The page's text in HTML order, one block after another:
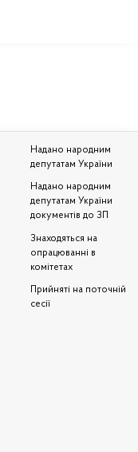
Надано народним
депутатам України
Надано народним
депутатам України
документів до ЗП
Знаходяться на
опрацюванні в
комітетах
Прийняті на поточній
сесії